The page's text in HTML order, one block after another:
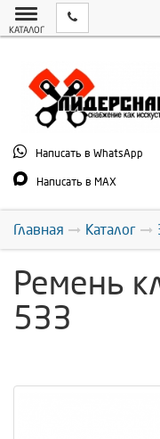
КАТАЛОГ
Написать в WhatsApp
Написать в MAX
Главная Каталог
Ремень
533